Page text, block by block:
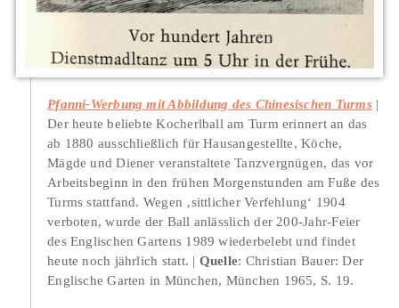
Pfanni-Werbung mit Abbildung des Chinesischen Turms
Der heute beliebte Kocherlball am Turm erinnert an das
ab 1880 ausschließlich für Hausangestellte, Köche,
Mägde und Diener veranstaltete Tanzvergnügen, das vor
Arbeitsbeginn in den frühen Morgenstunden am Fuße des
Turms stattfand. Wegen ‚sittlicher Verfehlung‘ 1904
verboten, wurde der Ball anlässlich der 200-Jahr-Feier
des Englischen Gartens 1989 wiederbelebt und findet
heute noch jährlich statt.
Quelle: Christian Bauer: Der
Englische Garten in München, München 1965, S. 19.